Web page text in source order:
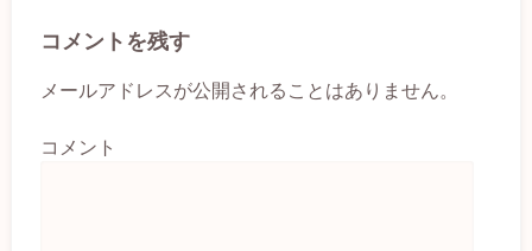
コメントを残す
メールアドレスが公開されることはありません。
コメント